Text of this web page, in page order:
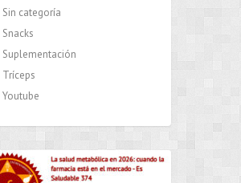
Sin categoría
Snacks
Suplementación
Tríceps
Youtube